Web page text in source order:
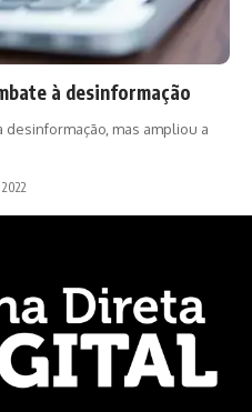
à desinformação
mas ampliou a